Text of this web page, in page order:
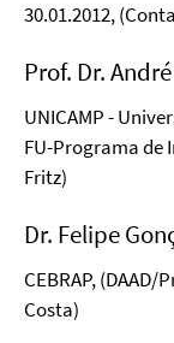
30.01.2012,
Prof. Dr.
UNICAMP -
FU-Programa de
Fritz)
Dr. Felipe
CEBRAP,
Costa)